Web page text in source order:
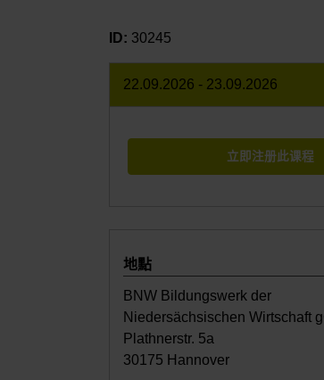
ID: 30245
22.09.2026 - 23.09.2026
立即注册此课程
地點
BNW Bildungswerk der
Niedersächsischen Wirtschaft
Plathnerstr. 5a
30175 Hannover